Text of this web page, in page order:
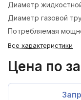
Диаметр
Диаметр газовой
Потребляемая
Все характеристики
Цена по